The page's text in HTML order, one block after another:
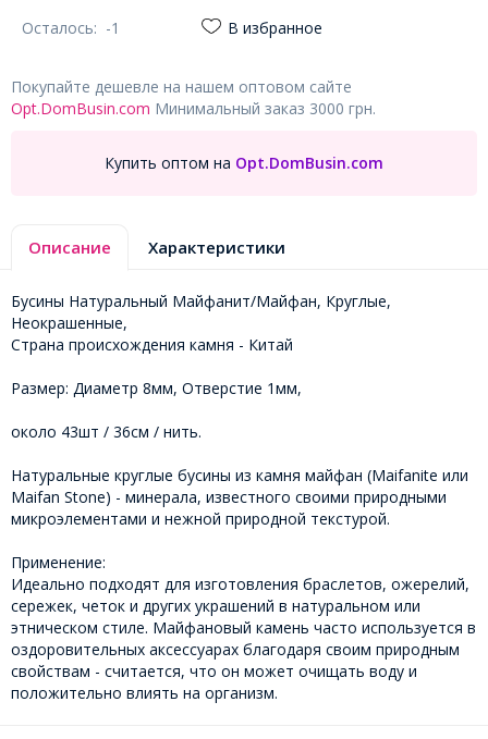
Осталось: -1 В избранное
Покупайте дешевле на нашем оптовом сайте
Opt.DomBusin.com Минимальный заказ 3000 грн.
Купить оптом на Opt.DomBusin.com
Описание Характеристики
Бусины Натуральный Майфанит/Майфан, Круглые,
Неокрашенные,
Страна происхождения камня - Китай
Размер: Диаметр 8мм, Отверстие 1мм,
около 43шт / 36см / нить.
Натуральные круглые бусины из камня майфан (Maifanite или
Maifan Stone) - минерала, известного своими природными
микроэлементами и нежной природной текстурой.
Применение:
Идеально подходят для изготовления браслетов, ожерелий,
сережек, четок и других украшений в натуральном или
этническом стиле. Майфановый камень часто используется в
оздоровительных аксессуарах благодаря своим природным
свойствам - считается, что он может очищать воду и
положительно влиять на организм.